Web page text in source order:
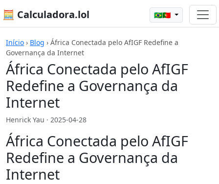
🧮 Calculadora.lol 🇧🇷🇵🇹
Início › Blog › África Conectada pelo AfIGF Redefine a
Governança da Internet
África Conectada pelo AfIGF
Redefine a Governança da
Internet
Henrick Yau · 2025-04-28
África Conectada pelo AfIGF
Redefine a Governança da
Internet